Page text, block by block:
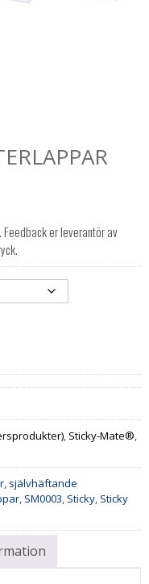
er leverantör av
, Sticky-Mate®,
, självhäftande
, SM0003, Sticky, Sticky